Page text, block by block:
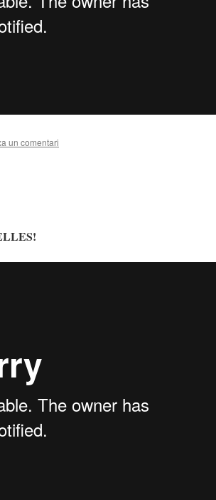
un comentari